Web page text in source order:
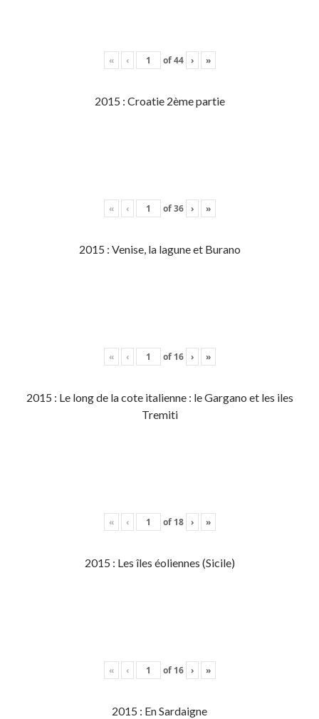
« ‹ of44 › »
2015 : Croatie 2ème partie
« ‹ of36 › »
2015 : Venise, la lagune et Burano
« ‹ of 16 › »
2015 : Le long de la cote italienne : le Gargano et les iles
Tremiti
« ‹ of 18 › »
2015 : Les îles éoliennes (Sicile)
« ‹ of 16 › »
2015 : En Sardaigne